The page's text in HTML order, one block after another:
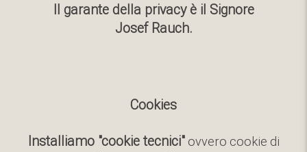
Il garante della privacy è il Signore
Josef Rauch.
Cookies
Installiamo "cookie tecnici"ovvero cookie di